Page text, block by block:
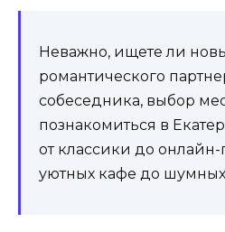
Неважно, ищете ли
романтического
собеседника, выбор
познакомиться в
от классики до онлайн-
уютных кафе до